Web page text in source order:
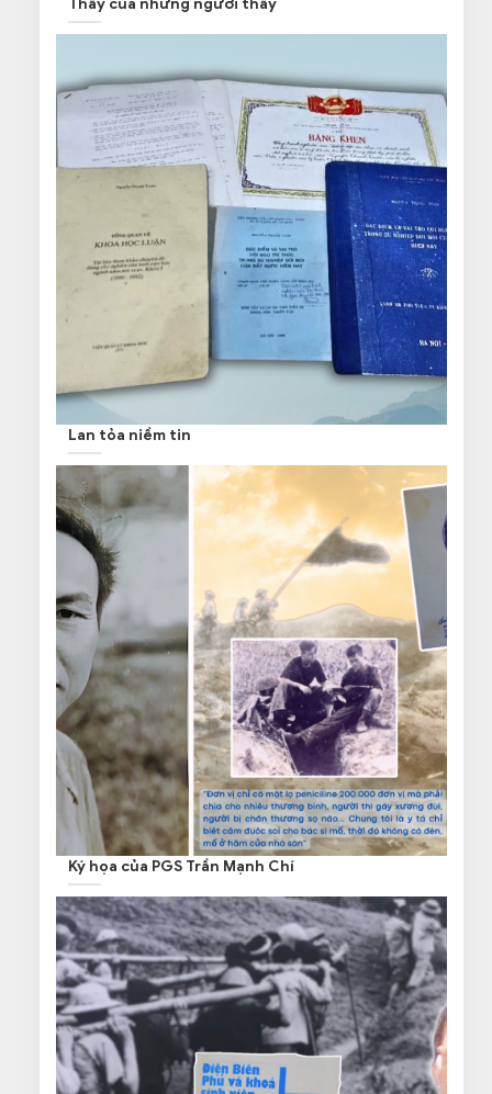
Thầy của những người thầy
Lan tỏa niềm tin
Ký họa của PGS Trần Mạnh Chí